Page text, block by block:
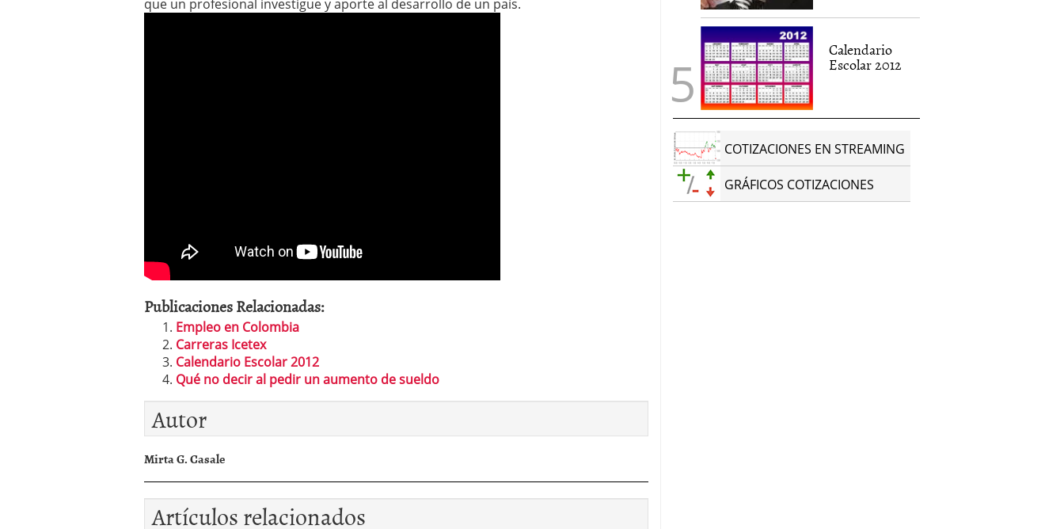
que un profesional investigue y aporte al desarrollo de un país.
Publicaciones Relacionadas:
Empleo en Colombia
Carreras Icetex
Calendario Escolar 2012
Qué no decir al pedir un aumento de sueldo
Autor
Mirta G. Casale
Artículos relacionados
Calendario
Escolar 2012
COTIZACIONES EN STREAMING
GRÁFICOS COTIZACIONES